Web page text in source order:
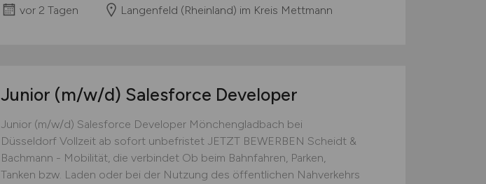
vor 2 Tagen Langenfeld (Rheinland) im Kreis Mettmann
Junior (m/w/d) Salesforce Developer
Junior (m/w/d) Salesforce Developer Mönchengladbach bei
Düsseldorf Vollzeit ab sofort unbefristet JETZT BEWERBEN Scheidt &
Bachmann - Mobilität, die verbindet Ob beim Bahnfahren, Parken,
Tanken bzw. Laden oder bei der Nutzung des öffentlichen Nahverkehrs